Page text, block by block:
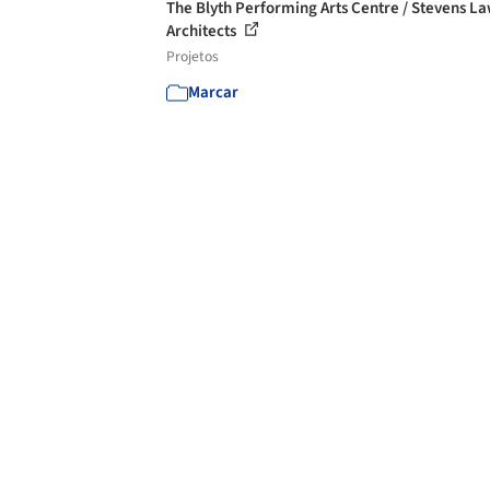
The Blyth Performing Arts Centre / Stevens
Architects
Projetos
Marcar